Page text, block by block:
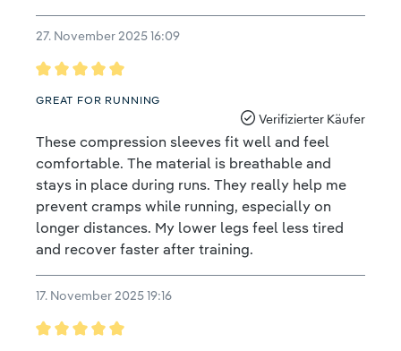
27. November 2025 16:09
GREAT FOR RUNNING
Verifizierter Käufer
These compression sleeves fit well and feel
comfortable. The material is breathable and
stays in place during runs. They really help me
prevent cramps while running, especially on
longer distances. My lower legs feel less tired
and recover faster after training.
17. November 2025 19:16